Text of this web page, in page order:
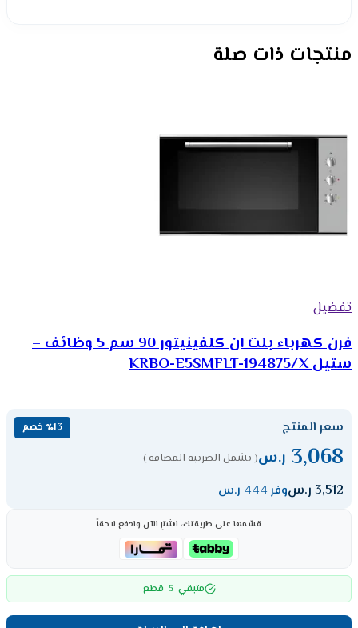
منتجات ذات صلة
تفضيل
فرن كهرباء بلت ان كلفينيتور 90 سم 5 وظائف –
ستيل KRBO-E5SMFLT-194875/X
سعر المنتج ٪13 خصم
3,068 ر.س( يشمل الضريبة المضافة )
3,512ر.سوفر 444 ر.س
قسّمها على طريقتك، اشترِ الآن وادفع لاحقاً
متبقي 5 قطع